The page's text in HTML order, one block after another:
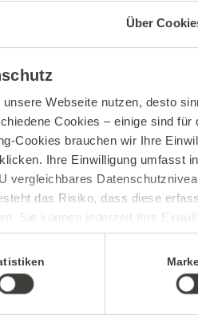
Über
Webseite nutzen, desto
Cookies – einige sind für
Cookies brauchen wir Ihre
Ihre Einwilligung umfasst
vergleichbares
das Risiko, dass diese
Sie können jederzeit Ihre
Informationen finden
Alnatura Rezepten?
vegetarischen,